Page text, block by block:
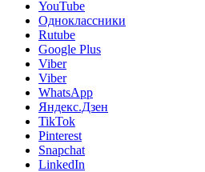
YouTube
Одноклассники
Rutube
Google Plus
Viber
Viber
WhatsApp
Яндекс.Дзен
TikTok
Pinterest
Snapchat
LinkedIn